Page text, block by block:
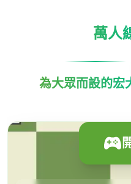
萬人
為大眾而設的宏